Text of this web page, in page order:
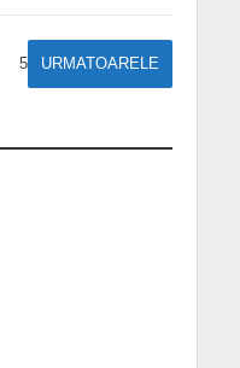
5 … 8
URMATOARELE